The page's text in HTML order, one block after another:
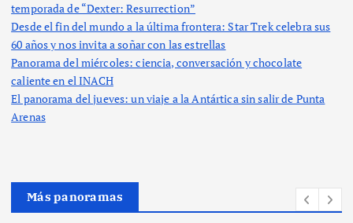
temporada de “Dexter: Resurrection”
Desde el fin del mundo a la última frontera: Star Trek celebra sus
60 años y nos invita a soñar con las estrellas
Panorama del miércoles: ciencia, conversación y chocolate
caliente en el INACH
El panorama del jueves: un viaje a la Antártica sin salir de Punta
Arenas
Más panoramas